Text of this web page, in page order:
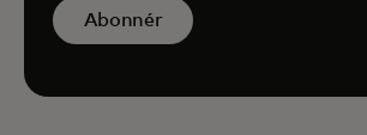
Abonnér